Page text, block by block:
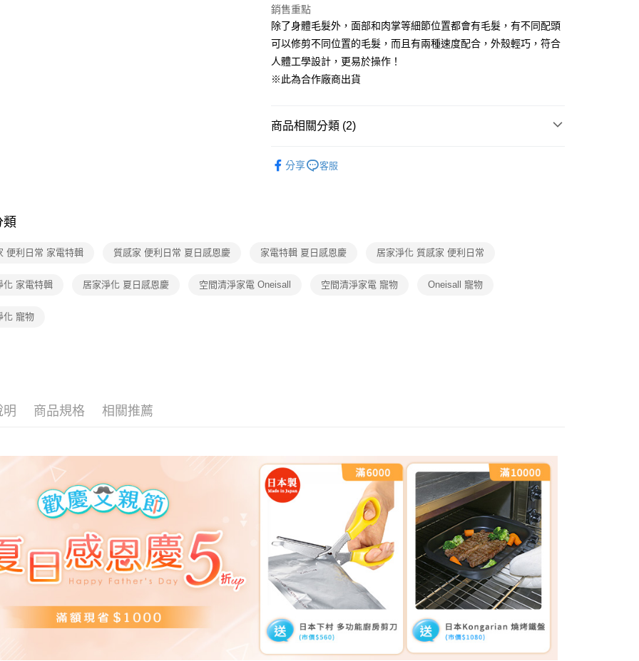
相關說明
【大哥付你分期使用說明】
1.本服務由台灣大哥大提供，台灣大哥大用戶可立即使用無須另外申請。
2.付款方式選擇「大哥付你分期」，訂單成立後會自動跳轉到大哥付的交易
流程，驗證手機門號後，選擇欲分期的期數、繳款截止日，確認付款後即
3.實際核准額度、可分期數及費用金額請依後續交易確認頁面所載為準。
無法說明評估內容。
醒簡訊。
2.透過簡訊連結打開帳單後，可選擇「超商條碼／台灣大直營門市／銀行轉
款買賣價金債權讓與本公司後，依約使用本公司帳單繳交帳款。
用，由本公司與您本人進行分期帳單所需資料之確認、核對及更正。
ATM付款
運送方式
每筆NT$150，滿NT$299(含以上)免運費
銷售重點
除了身體毛髮外，面部和肉掌等細節位置都會有毛髮，有不同配頭
可以修剪不同位置的毛髮，而且有兩種速度配合，外殼輕巧，符合
人體工學設計，更易於操作！
※此為合作廠商出貨
商品相關分類 (2)
分享 客服
類
便利日常 家電特輯 質感家 便利日常 夏日感恩慶 家電特輯 夏日感恩慶 居家淨化 質感家 便利日常
化 家電特輯 居家淨化 夏日感恩慶 空間清淨家電 Oneisall 空間清淨家電 寵物 Oneisall 寵物
化 寵物
明 商品規格 相關推薦